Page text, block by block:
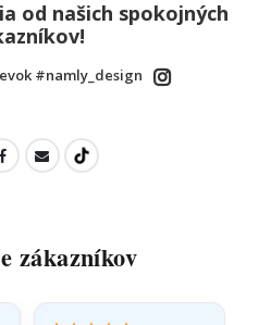
od našich spokojných
#namly_design
zákazníkov